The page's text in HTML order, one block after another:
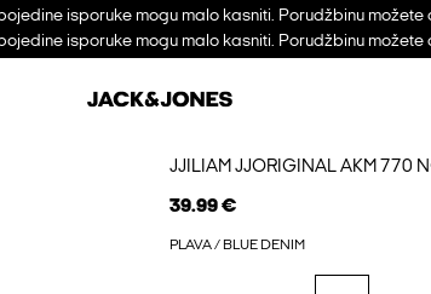
isporuke mogu malo kasniti. Porudžbinu
isporuke mogu malo kasniti. Porudžbinu
JJILIAM JJORIGINAL AKM
39.99 €
PLAVA / BLUE DENIM